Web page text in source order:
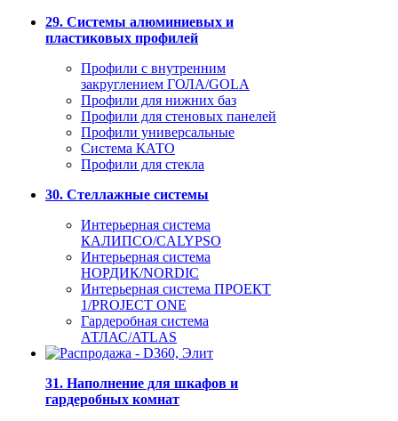
29. Системы алюминиевых и
пластиковых профилей
Профили с внутренним
закруглением ГОЛА/GOLA
Профили для нижних баз
Профили для стеновых панелей
Профили универсальные
Система КАТО
Профили для стекла
30. Стеллажные системы
Интерьерная система
КАЛИПСО/CALYPSO
Интерьерная система
НОРДИК/NORDIC
Интерьерная система ПРОЕКТ
1/PROJECT ONE
Гардеробная система
АТЛАС/ATLAS
31. Наполнение для шкафов и
гардеробных комнат